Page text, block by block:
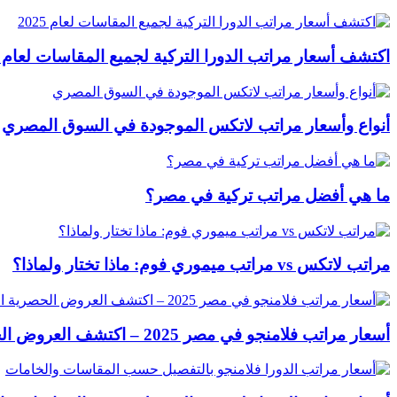
اكتشف أسعار مراتب الدورا التركية لجميع المقاسات لعام
أنواع وأسعار مراتب لاتكس الموجودة في السوق المصري
ما هي أفضل مراتب تركية في مصر؟
مراتب لاتكس vs مراتب ميموري فوم: ماذا تختار ولماذا؟
أسعار مراتب فلامنجو في مصر 2025 – اكتشف العروض الحصرية الآن